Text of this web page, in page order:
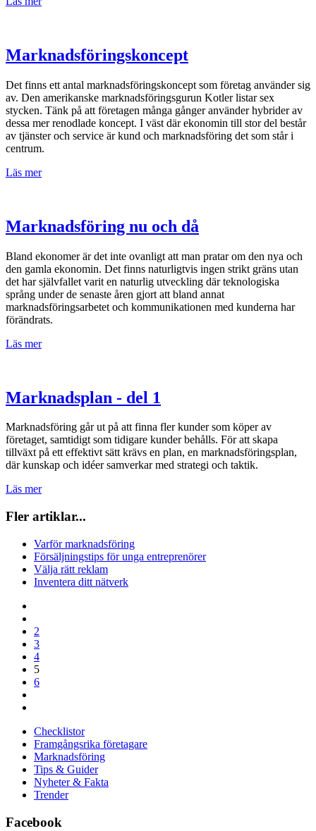
Marknadsföringskoncept
Det finns ett antal marknadsföringskoncept som företag använder sig
av. Den amerikanske marknadsföringsgurun Kotler listar sex
stycken. Tänk på att företagen många gånger använder hybrider av
dessa mer renodlade koncept. I väst där ekonomin till stor del består
av tjänster och service är kund och marknadsföring det som står i
centrum.
Läs mer
Marknadsföring nu och då
Bland ekonomer är det inte ovanligt att man pratar om den nya och
den gamla ekonomin. Det finns naturligtvis ingen strikt gräns utan
det har självfallet varit en naturlig utveckling där teknologiska
språng under de senaste åren gjort att bland annat
marknadsföringsarbetet och kommunikationen med kunderna har
förändrats.
Läs mer
Marknadsplan - del 1
Marknadsföring går ut på att finna fler kunder som köper av
företaget, samtidigt som tidigare kunder behålls. För att skapa
tillväxt på ett effektivt sätt krävs en plan, en marknadsföringsplan,
där kunskap och idéer samverkar med strategi och taktik.
Läs mer
Fler artiklar...
Varför marknadsföring
Försäljningstips för unga entreprenörer
Välja rätt reklam
Inventera ditt nätverk
2
3
4
5
6
Checklistor
Framgångsrika företagare
Marknadsföring
Tips & Guider
Nyheter & Fakta
Trender
Facebook